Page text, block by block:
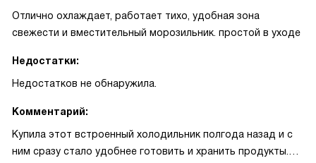
Отлично охлаждает, работает тихо, удобная зона
свежести и вместительный морозильник. простой в уходе
Недостатки:
Недостатков не обнаружила.
Комментарий:
Купила этот встроенный холодильник полгода назад и с
ним сразу стало удобнее готовить и хранить продукты.